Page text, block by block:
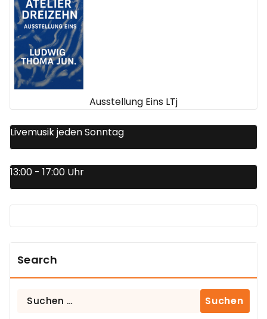
Ausstellung Eins LTj
Livemusik jeden Sonntag
13:00 - 17:00 Uhr
Search
Suchen